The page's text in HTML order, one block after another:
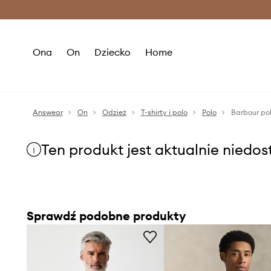
Ona On Dziecko Home
Answear On Odzież T-shirty i polo Polo Barbour
Ten produkt jest aktualnie
Sprawdź podobne produkty